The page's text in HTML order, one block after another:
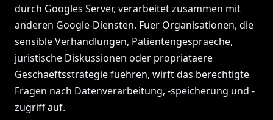
durch Googles Server, verarbeitet zusammen mit
anderen Google-Diensten. Fuer Organisationen, die
sensible Verhandlungen, Patientengespraeche,
juristische Diskussionen oder propriataere
Geschaeftsstrategie fuehren, wirft das berechtigte
Fragen nach Datenverarbeitung, -speicherung und -
zugriff auf.